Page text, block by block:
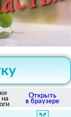
на
Открыть
в браузере